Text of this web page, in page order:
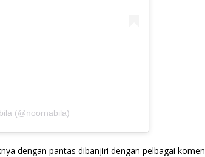
(@noornabila)
dengan pantas dibanjiri dengan pelbagai komen